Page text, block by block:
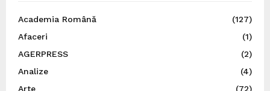
Academia Română
(127)
Afaceri
(1)
AGERPRESS
(2)
Analize
(4)
Arte
(72)